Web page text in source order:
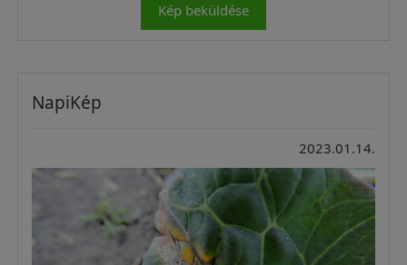
Kép beküldése
NapiKép
2023.01.14.